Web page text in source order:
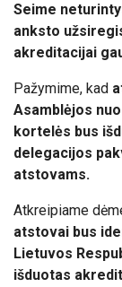
Seime
anksto
akreditacijai
Pažymime, kad
Asamblėjos
kortelės bus
delegacijos
atstovams.
Atkreipiame
atstovai bus
Lietuvos
išduotas